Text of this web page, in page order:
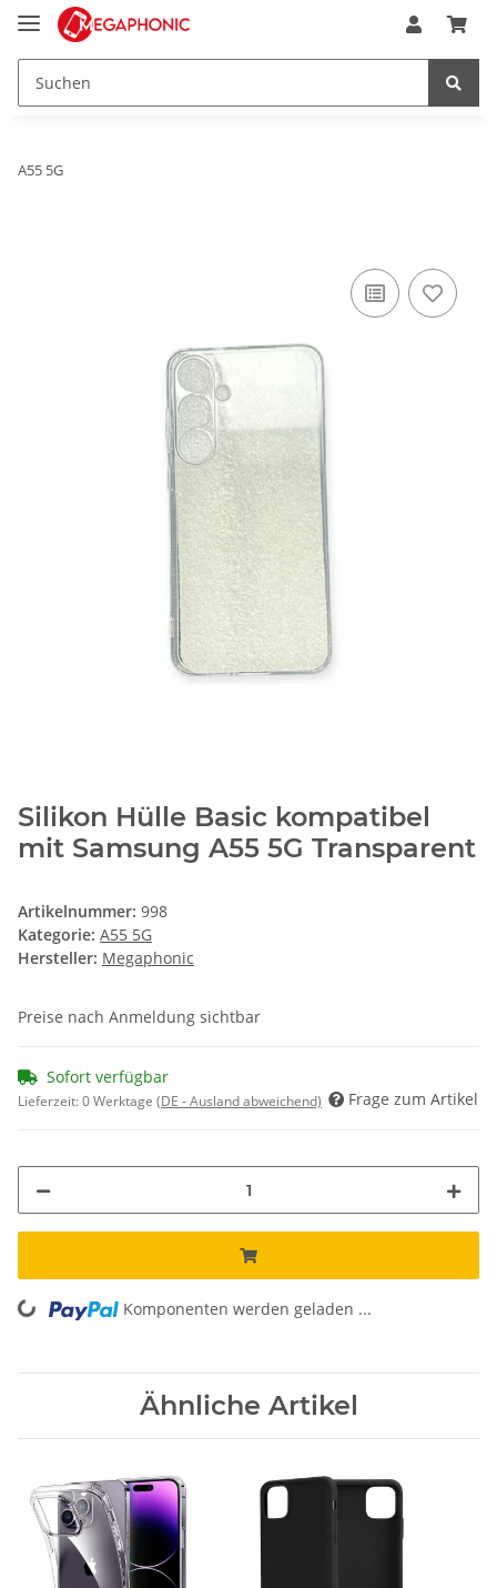
A55 5G
Silikon Hülle Basic kompatibel
mit Samsung A55 5G Transparent
Artikelnummer: 998
Kategorie: A55 5G
Hersteller: Megaphonic
Preise nach Anmeldung sichtbar
Sofort verfügbar
Lieferzeit:0 Werktage (DE - Ausland abweichend) Frage zum Artikel
Loading... Komponenten werden geladen ...
Ähnliche Artikel